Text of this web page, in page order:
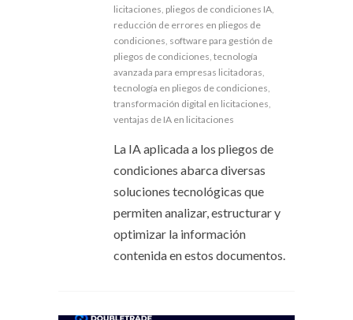
licitaciones, pliegos de condiciones IA,
reducción de errores en pliegos de
condiciones, software para gestión de
pliegos de condiciones, tecnología
avanzada para empresas licitadoras,
tecnología en pliegos de condiciones,
transformación digital en licitaciones,
ventajas de IA en licitaciones
La IA aplicada a los pliegos de
condiciones abarca diversas
soluciones tecnológicas que
permiten analizar, estructurar y
optimizar la información
contenida en estos documentos.